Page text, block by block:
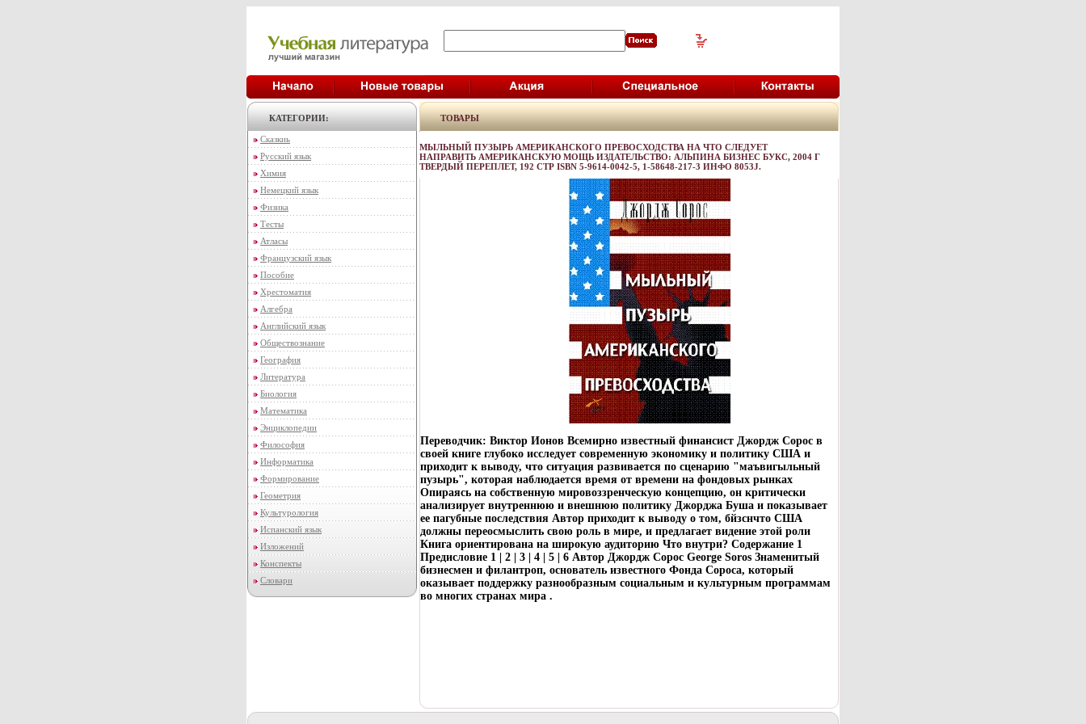
КАТЕГОРИИ:
Сказкиь
Русский язык
Химия
Немецкий язык
Физика
Тесты
Атласы
Французский язык
Пособие
Хрестоматия
Алгебра
Английский язык
Обществознание
География
Литература
Биология
Математика
Энциклопедии
Философия
Информатика
Формирование
Геометрия
Культурология
Испанский язык
Изложений
Конспекты
Словари
ТОВАРЫ
МЫЛЬНЫЙ ПУЗЫРЬ АМЕРИКАНСКОГО ПРЕВОСХОДСТВА НА ЧТО СЛЕДУЕТ
НАПРАВИТЬ АМЕРИКАНСКУЮ МОЩЬ ИЗДАТЕЛЬСТВО: АЛЬПИНА БИЗНЕС БУКС, 2004 Г
ТВЕРДЫЙ ПЕРЕПЛЕТ, 192 СТР ISBN 5-9614-0042-5, 1-58648-217-3 ИНФО 8053J.
Переводчик: Виктор Ионов Всемирно известный финансист Джордж Сорос в
своей книге глубоко исследует современную экономику и политику США и
приходит к выводу, что ситуация развивается по сценарию "маъвигыльный
пузырь", которая наблюдается время от времени на фондовых рынках
Опираясь на собственную мировоззренческую концепцию, он критически
анализирует внутреннюю и внешнюю политику Джорджа Буша и показывает
ее пагубные последствия Автор приходит к выводу о том, бйзснчто США
должны переосмыслить свою роль в мире, и предлагает видение этой роли
Книга ориентирована на широкую аудиторию Что внутри? Содержание 1
Предисловие 1 | 2 | 3 | 4 | 5 | 6 Автор Джордж Сорос George Soros Знаменитый
бизнесмен и филантроп, основатель известного Фонда Сороса, который
оказывает поддержку разнообразным социальным и культурным программам
во многих странах мира .